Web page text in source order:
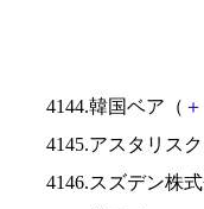
4144.韓国ベア（ ＋
4145.アスタリス
4146.スズデン株